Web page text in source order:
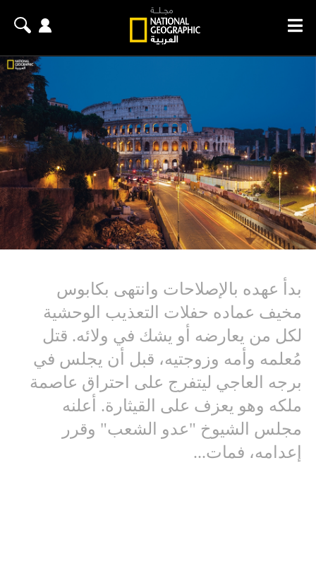
بدأ عهده بالإصلاحات وانتهى بكابوس
مخيف عماده حفلات التعذيب الوحشية
لكل من يعارضه أو يشك في ولائه. قتل
مُعلمه وأمه وزوجتيه، قبل أن يجلس في
برجه العاجي ليتفرج على احتراق عاصمة
ملكه وهو يعزف على القيثارة. أعلنه
مجلس الشيوخ "عدو الشعب" وقرر
إعدامه، فمات...